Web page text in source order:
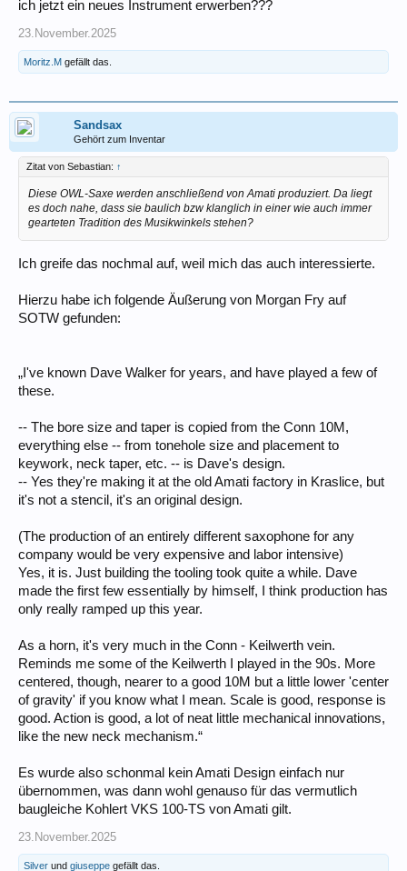
ich jetzt ein neues Instrument erwerben???
23.November.2025
Moritz.M gefällt das.
Sandsax
Gehört zum Inventar
Zitat von Sebastian: ↑
Diese OWL-Saxe werden anschließend von Amati produziert. Da liegt
es doch nahe, dass sie baulich bzw klanglich in einer wie auch immer
gearteten Tradition des Musikwinkels stehen?
Ich greife das nochmal auf, weil mich das auch interessierte.
Hierzu habe ich folgende Äußerung von Morgan Fry auf
SOTW gefunden:
„I've known Dave Walker for years, and have played a few of
these.
-- The bore size and taper is copied from the Conn 10M,
everything else -- from tonehole size and placement to
keywork, neck taper, etc. -- is Dave's design.
-- Yes they're making it at the old Amati factory in Kraslice, but
it's not a stencil, it's an original design.
(The production of an entirely different saxophone for any
company would be very expensive and labor intensive)
Yes, it is. Just building the tooling took quite a while. Dave
made the first few essentially by himself, I think production has
only really ramped up this year.
As a horn, it's very much in the Conn - Keilwerth vein.
Reminds me some of the Keilwerth I played in the 90s. More
centered, though, nearer to a good 10M but a little lower 'center
of gravity' if you know what I mean. Scale is good, response is
good. Action is good, a lot of neat little mechanical innovations,
like the new neck mechanism.“
Es wurde also schonmal kein Amati Design einfach nur
übernommen, was dann wohl genauso für das vermutlich
baugleiche Kohlert VKS 100-TS von Amati gilt.
23.November.2025
Silver und giuseppe gefällt das.